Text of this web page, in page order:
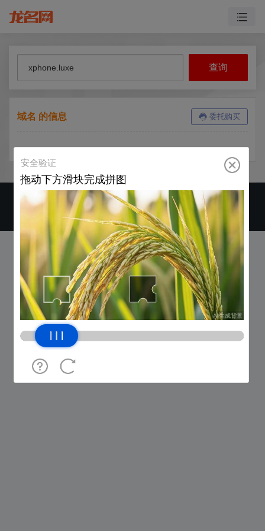
域名 的信息 委托购买
CopyRight ©2019-2026 运营商 郑州龙名网络科技有限公司 版权所有